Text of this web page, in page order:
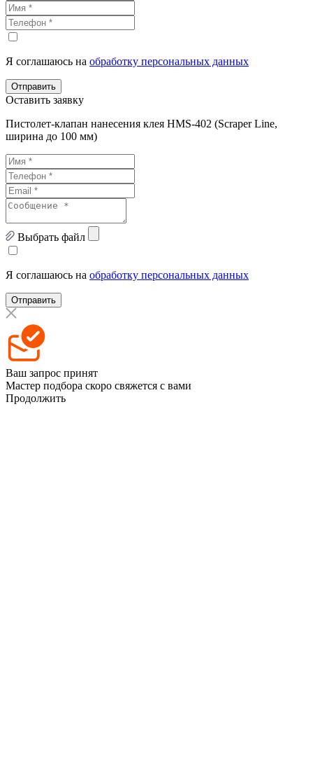
Я соглашаюсь на обработку персональных данных
Отправить
Оставить заявку
Пистолет-клапан нанесения клея HMS-402 (Scraper Line,
ширина до 100 мм)
Выбрать файл
Я соглашаюсь на обработку персональных данных
Отправить
Ваш запрос принят
Мастер подбора скоро свяжется с вами
Продолжить